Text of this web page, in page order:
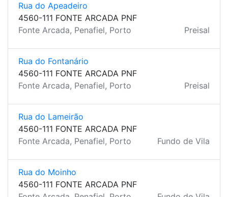
Rua do Apeadeiro
4560-111 FONTE ARCADA PNF
Fonte Arcada, Penafiel, Porto
Preisal
Rua do Fontanário
4560-111 FONTE ARCADA PNF
Fonte Arcada, Penafiel, Porto
Preisal
Rua do Lameirão
4560-111 FONTE ARCADA PNF
Fonte Arcada, Penafiel, Porto
Fundo de Vila
Rua do Moinho
4560-111 FONTE ARCADA PNF